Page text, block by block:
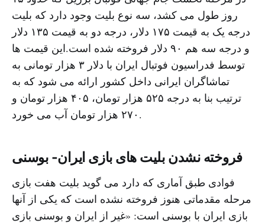
روز طول می کشد، سه نوع بلیت وجود دارد که بلیت
درجه یک به قیمت ۱۷۵ دلار، درجه دو به قیمت ۱۳۵ دلار
و درجه سه هم ۹۰ دلار فروخته شده است.این قیمت ها
توسط فدراسیون فوتبال ایران با دلار ۳ هزار تومانی به
تماشاگران ایرانی داخل کشور ارائه می شود که به
ترتیب بنا به درجه ۵۲۵ هزار تومان، ۴۰۵ هزار تومان و
۲۷۰ هزار تومان آب می خورد.
فروخته نشدن بلیت های بازی ایران- بوسنی
فوادی طبق آماری که دارد می گوید بلیت هفت بازی
مرحله مقدماتی هنوز فروخته نشده است که یکی از آنها
بازی ایران با بوسنی است: «غیر از ایران و بوسنی بازی